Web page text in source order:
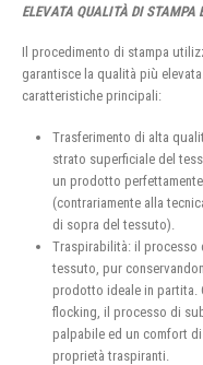
ELEVATA QUALITÀ DI STAMPA
Il procedimento di stampa
garantisce la qualità più
caratteristiche principali:
Trasferimento di alta
strato superficiale del
un prodotto
(contrariamente alla
di sopra del tessuto).
Traspirabilità: il processo
tessuto, pur
prodotto ideale in partita.
flocking, il processo di
palpabile ed un comfort
proprietà traspiranti.